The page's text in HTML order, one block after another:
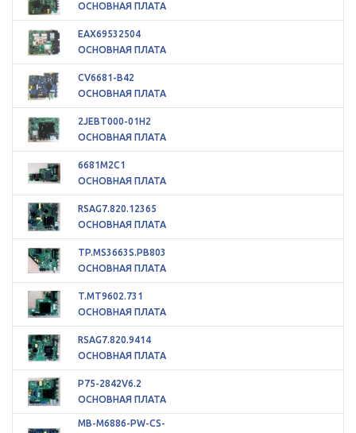
ОСНОВНАЯ ПЛАТА
EAX69532504
ОСНОВНАЯ ПЛАТА
CV6681-B42
ОСНОВНАЯ ПЛАТА
2JEBT000-01H2
ОСНОВНАЯ ПЛАТА
6681M2C1
ОСНОВНАЯ ПЛАТА
RSAG7.820.12365
ОСНОВНАЯ ПЛАТА
TP.MS3663S.PB803
ОСНОВНАЯ ПЛАТА
T.MT9602.731
ОСНОВНАЯ ПЛАТА
RSAG7.820.9414
ОСНОВНАЯ ПЛАТА
P75-2842V6.2
ОСНОВНАЯ ПЛАТА
MB-M6886-PW-CS-